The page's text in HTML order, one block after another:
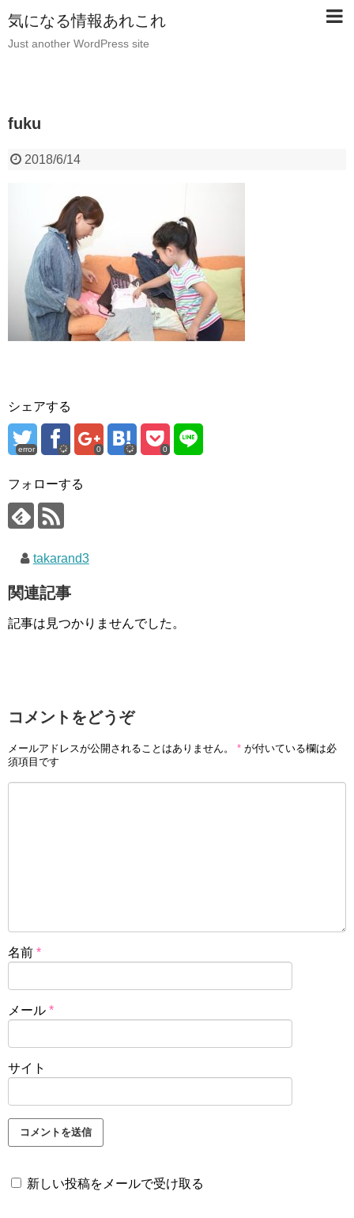
気になる情報あれこれ
Just another WordPress site
fuku
2018/6/14
シェアする
error 0 0
フォローする
takarand3
関連記事
記事は見つかりませんでした。
コメントをどうぞ
メールアドレスが公開されることはありません。 * が付いている欄は必
須項目です
名前 *
メール *
サイト
新しい投稿をメールで受け取る